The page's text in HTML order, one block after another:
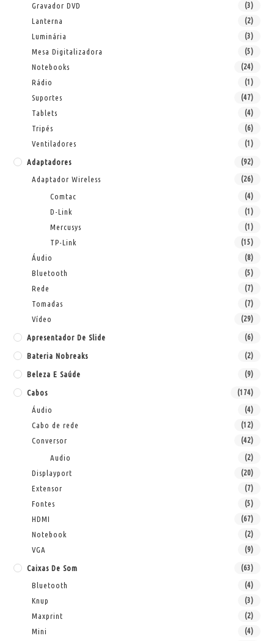
Gravador DVD (3)
Lanterna (2)
Luminária (3)
Mesa Digitalizadora (5)
Notebooks (24)
Rádio (1)
Suportes (47)
Tablets (4)
Tripés (6)
Ventiladores (1)
Adaptadores (92)
Adaptador Wireless (26)
Comtac (4)
D-Link (1)
Mercusys (1)
TP-Link (15)
Áudio (8)
Bluetooth (5)
Rede (7)
Tomadas (7)
Vídeo (29)
Apresentador De Slide (6)
Bateria Nobreaks (2)
Beleza E Saúde (9)
Cabos (174)
Áudio (4)
Cabo de rede (12)
Conversor (42)
Audio (2)
Displayport (20)
Extensor (7)
Fontes (5)
HDMI (67)
Notebook (2)
VGA (9)
Caixas De Som (63)
Bluetooth (4)
Knup (3)
Maxprint (2)
Mini (4)